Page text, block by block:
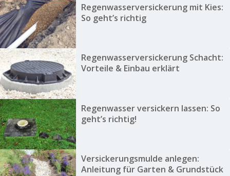
Regenwasserversickerung mit Kies:
So geht’s richtig
Regenwasserversickerung Schacht:
Vorteile & Einbau erklärt
Regenwasser versickern lassen: So
geht’s richtig!
Versickerungsmulde anlegen:
Anleitung für Garten & Grundstück